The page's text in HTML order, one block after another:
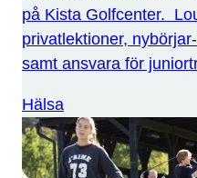
på Kista Golfcenter.
privatlektioner,
samt ansvara för
Hälsa